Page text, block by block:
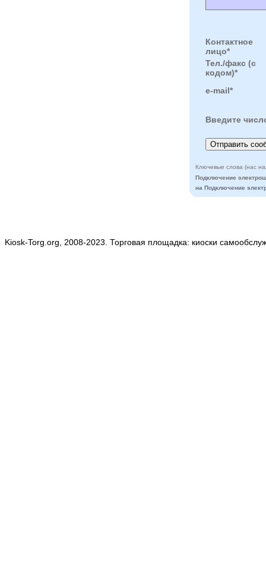
Контактное
лицо*
Тел./факс (с
кодом)*
e-mail*
Введите
Ключевые слова (нас
Подключение
на Подключение
Kiosk-Torg.org, 2008-2023. Торговая площадка: киоски